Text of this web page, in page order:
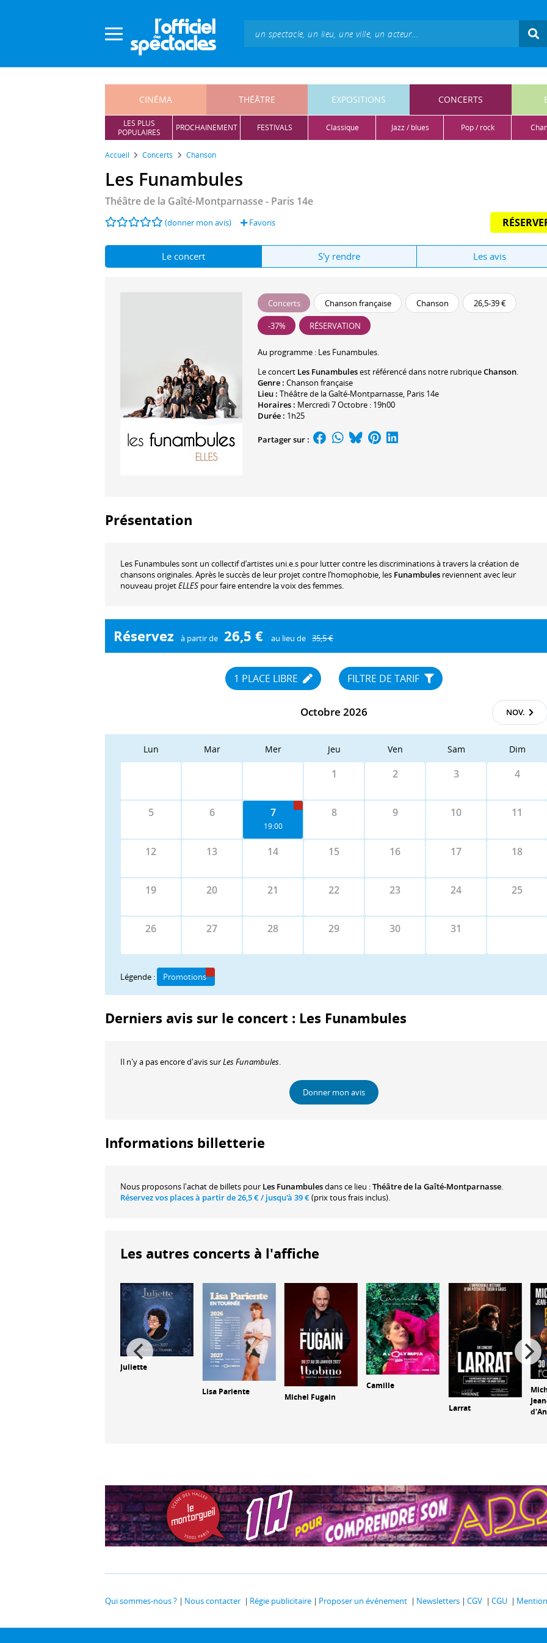
CINÉMA THÉÂTRE EXPOSITIONS CONCERTS
LES PLUS
POPULAIRES
PROCHAINEMENT FESTIVALS classique jazz / blues pop / rock
Accueil Concerts Chanson
Les Funambules
Théâtre de la Gaîté-Montparnasse- Paris 14e
(donner mon avis) Favoris
Le concert S'y rendre Les avis
Concerts Chanson française Chanson 26,5-39 €
-37% RÉSERVATION
Au programme : Les Funambules.
Le concert Les Funambulesest référencé dans notre rubriqueChanson.
Genre : Chanson française
Lieu : Théâtre de la Gaîté-Montparnasse, Paris 14e
Horaires : Mercredi 7 Octobre : 19h00
Durée : 1h25
Partager sur :
Présentation
Les Funambules sont un collectif d’artistes uni.e.s pour lutter contre les discriminations à travers la création de
chansons originales. Après le succès de leur projet contre l’homophobie, les Funambules reviennent avec leur
nouveau projetELLES pour faire entendre la voix des femmes.
Réservez à partir de 26,5 € au lieu de 35,5 €
1 PLACE LIBRE FILTRE DE TARIF
Octobre 2026 NOV.
Lun Mar Mer Jeu Ven Sam Dim
1 2 3 4
5 6 7
19:00
8 9 10 11
12 13 14 15 16 17 18
19 20 21 22 23 24 25
26 27 28 29 30 31
Légende : Promotions
Derniers avis sur le concert : Les Funambules
Il n'y a pas encore d'avis surLes Funambules.
Donner mon avis
Informations billetterie
Nous proposons l'achat de billets pour Les Funambulesdans ce lieu :Théâtre de la Gaîté-Montparnasse.
Réservez vos places à partir de26,5 €/ jusqu'à 39 €(prix tous frais inclus).
Les autres concerts à l'affiche
Juliette
Lisa Pariente
Michel Fugain
Camille
Larrat
Qui sommes-nous ? Nous contacter Régie publicitaire Proposer un événement Newsletters CGV CGU